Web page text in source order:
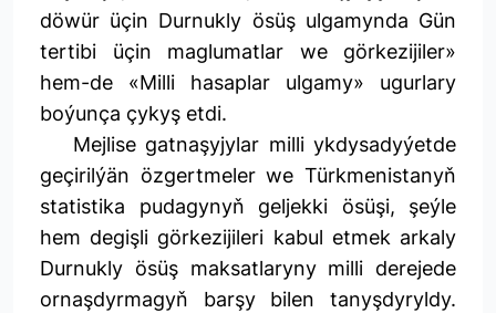
döwür üçin Durnukly ösüş ulgamynda Gün
tertibi üçin maglumatlar we görkezijiler»
hem-de «Milli hasaplar ulgamy» ugurlary
boýunça çykyş etdi.
Mejlise gatnaşyjylar milli ykdysadyýetde
geçirilýän özgertmeler we Türkmenistanyň
statistika pudagynyň geljekki ösüşi, şeýle
hem degişli görkezijileri kabul etmek arkaly
Durnukly ösüş maksatlaryny milli derejede
ornaşdyrmagyň barşy bilen tanyşdyryldy.